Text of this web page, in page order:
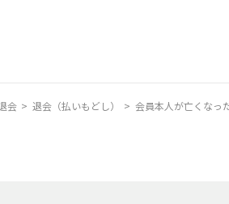
会 > 退会（払いもどし） > 会員本人が亡くなっ